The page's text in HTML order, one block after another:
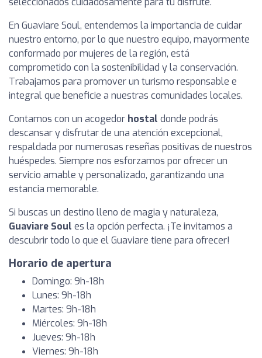
En Guaviare Soul, entendemos la importancia de cuidar
nuestro entorno, por lo que nuestro equipo, mayormente
conformado por mujeres de la región, está
comprometido con la sostenibilidad y la conservación.
Trabajamos para promover un turismo responsable e
integral que beneficie a nuestras comunidades locales.
Contamos con un acogedor hostal donde podrás
descansar y disfrutar de una atención excepcional,
respaldada por numerosas reseñas positivas de nuestros
huéspedes. Siempre nos esforzamos por ofrecer un
servicio amable y personalizado, garantizando una
estancia memorable.
Si buscas un destino lleno de magia y naturaleza,
Guaviare Soul es la opción perfecta. ¡Te invitamos a
descubrir todo lo que el Guaviare tiene para ofrecer!
Horario de apertura
Domingo: 9h-18h
Lunes: 9h-18h
Martes: 9h-18h
Miércoles: 9h-18h
Jueves: 9h-18h
Viernes: 9h-18h